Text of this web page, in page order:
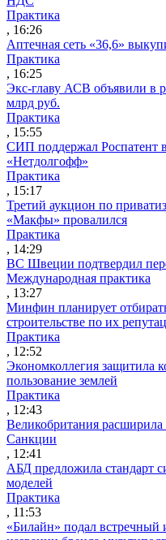
Практика
, 16:26
Аптечная сеть «36,6»
Практика
, 16:25
Экс-главу АСВ объявили в
млрд руб.
Практика
, 15:55
СИП поддержал Роспатент
«Нетдолгофф»
Практика
, 15:17
Третий аукцион по
«Макфы» провалился
Практика
, 14:29
ВС Швеции подтвердил
Международная практика
, 13:27
Минфин планирует
строительстве по их
Практика
, 12:52
Экономколлегия защитила
пользование землей
Практика
, 12:43
Великобритания
Санкции
, 12:41
АБД предложила стандарт
моделей
Практика
, 11:53
«Билайн» подал встречный